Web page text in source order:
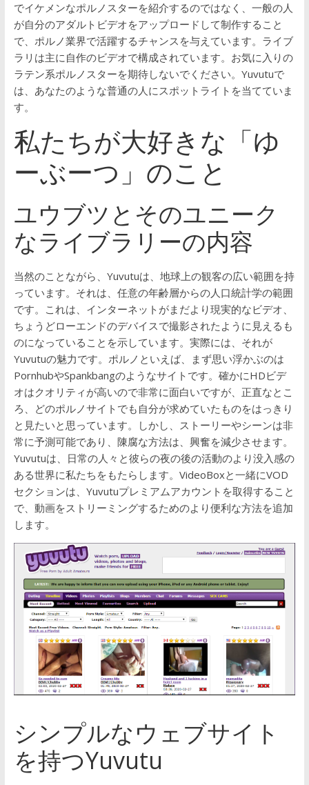
でイケメンなポルノスターを紹介するのではなく、一般の人
が自分のアダルトビデオをアップロードして制作すること
で、ポルノ業界で活躍するチャンスを与えています。ライブ
ラリは主に自作のビデオで構成されています。お気に入りの
ラテン系ポルノスターを期待しないでください。Yuvutuで
は、あなたのような普通の人にスポットライトを当てていま
す。
私たちが大好きな「ゆ
ーぶーつ」のこと
ユウブツとそのユニーク
なライブラリーの内容
当然のことながら、Yuvutuは、地球上の観客の広い範囲を持
っています。それは、任意の年齢層からの人口統計学の範囲
です。これは、インターネットがまだより現実的なビデオ、
ちょうどローエンドのデバイスで撮影されたように見えるも
のになっていることを示しています。実際には、それが
Yuvutuの魅力です。ポルノといえば、まず思い浮かぶのは
PornhubやSpankbangのようなサイトです。確かにHDビデ
オはクオリティが高いので非常に面白いですが、正直なとこ
ろ、どのポルノサイトでも自分が求めていたものをはっきり
と見たいと思っています。しかし、ストーリーやシーンは非
常に予測可能であり、陳腐な方法は、興奮を減少させます。
Yuvutuは、日常の人々と彼らの夜の後の活動のより没入感の
ある世界に私たちをもたらします。VideoBoxと一緒にVOD
セクションは、Yuvutuプレミアムアカウントを取得すること
で、動画をストリーミングするためのより便利な方法を追加
します。
シンプルなウェブサイト
を持つYuvutu